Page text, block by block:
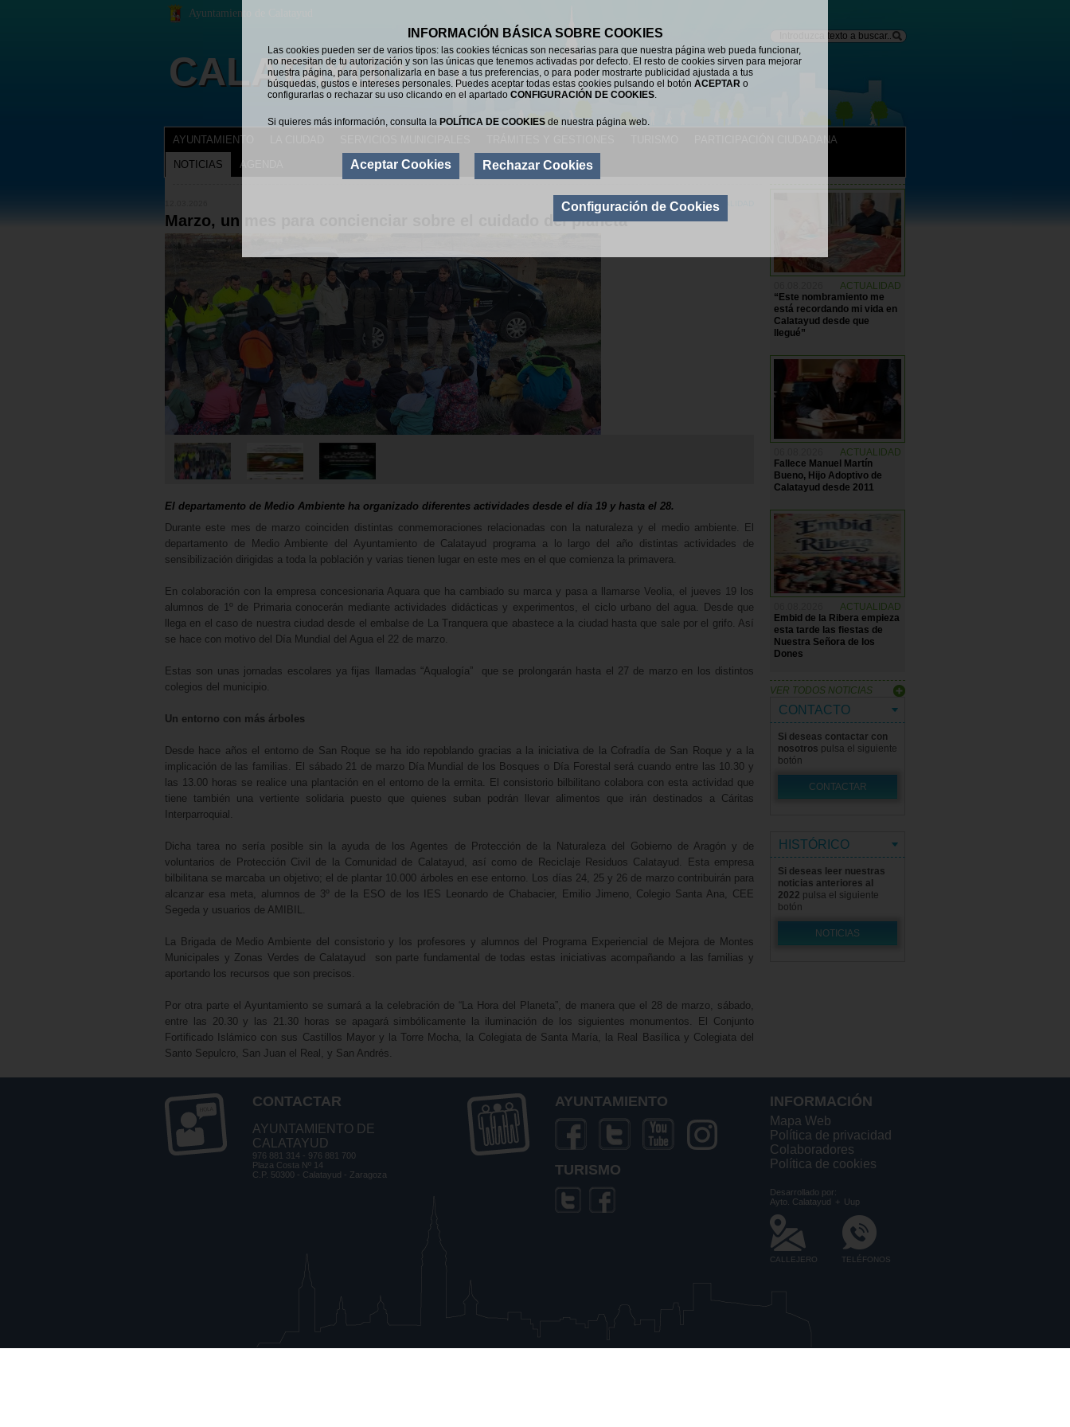
INFORMACIÓN BÁSICA SOBRE COOKIES
Las cookies pueden ser de varios tipos: las cookies técnicas son necesarias para que nuestra página web pueda funcionar,
no necesitan de tu autorización y son las únicas que tenemos activadas por defecto. El resto de cookies sirven para mejorar
nuestra página, para personalizarla en base a tus preferencias, o para poder mostrarte publicidad ajustada a tus
búsquedas, gustos e intereses personales. Puedes aceptar todas estas cookies pulsando el botón ACEPTAR o
configurarlas o rechazar su uso clicando en el apartado CONFIGURACIÓN DE COOKIES.
Si quieres más información, consulta la POLÍTICA DE COOKIES de nuestra página web.
Aceptar Cookies Rechazar Cookies
Configuración de CookiesACTUALIDAD
Marzo, un mes para concienciar sobre el cuidado del planeta
El departamento de Medio Ambiente ha organizado diferentes actividades desde el día 19 y hasta el 28.
Durante este mes de marzo coinciden distintas conmemoraciones relacionadas con la naturaleza y el medio ambiente. El
departamento de Medio Ambiente del Ayuntamiento de Calatayud programa a lo largo del año distintas actividades de
sensibilización dirigidas a toda la población y varias tienen lugar en este mes en el que comienza la primavera.
En colaboración con la empresa concesionaria Aquara que ha cambiado su marca y pasa a llamarse Veolia, el jueves 19 los
alumnos de 1º de Primaria conocerán mediante actividades didácticas y experimentos, el ciclo urbano del agua. Desde que
llega en el caso de nuestra ciudad desde el embalse de La Tranquera que abastece a la ciudad hasta que sale por el grifo. Así
se hace con motivo del Día Mundial del Agua el 22 de marzo.
Estas son unas jornadas escolares ya fijas llamadas “Aqualogía” que se prolongarán hasta el 27 de marzo en los distintos
colegios del municipio.
Un entorno con más árboles
Desde hace años el entorno de San Roque se ha ido repoblando gracias a la iniciativa de la Cofradía de San Roque y a la
implicación de las familias. El sábado 21 de marzo Día Mundial de los Bosques o Día Forestal será cuando entre las 10.30 y
las 13.00 horas se realice una plantación en el entorno de la ermita. El consistorio bilbilitano colabora con esta actividad que
tiene también una vertiente solidaria puesto que quienes suban podrán llevar alimentos que irán destinados a Cáritas
Interparroquial.
Dicha tarea no sería posible sin la ayuda de los Agentes de Protección de la Naturaleza del Gobierno de Aragón y de
voluntarios de Protección Civil de la Comunidad de Calatayud, así como de Reciclaje Residuos Calatayud. Esta empresa
bilbilitana se marcaba un objetivo; el de plantar 10.000 árboles en ese entorno. Los días 24, 25 y 26 de marzo contribuirán para
alcanzar esa meta, alumnos de 3º de la ESO de los IES Leonardo de Chabacier, Emilio Jimeno, Colegio Santa Ana, CEE
Segeda y usuarios de AMIBIL.
La Brigada de Medio Ambiente del consistorio y los profesores y alumnos del Programa Experiencial de Mejora de Montes
Municipales y Zonas Verdes de Calatayud son parte fundamental de todas estas iniciativas acompañando a las familias y
aportando los recursos que son precisos.
Por otra parte el Ayuntamiento se sumará a la celebración de “La Hora del Planeta”, de manera que el 28 de marzo, sábado,
entre las 20.30 y las 21.30 horas se apagará simbólicamente la iluminación de los siguientes monumentos. El Conjunto
Fortificado Islámico con sus Castillos Mayor y la Torre Mocha, la Colegiata de Santa María, la Real Basílica y Colegiata del
Santo Sepulcro, San Juan el Real, y San Andrés.
ACTUALIDAD
“Este nombramiento me
está recordando mi vida en
Calatayud desde que
llegué”
ACTUALIDAD
Fallece Manuel Martín
Bueno, Hijo Adoptivo de
Calatayud desde 2011
ACTUALIDAD
Embid de la Ribera empieza
esta tarde las fiestas de
Nuestra Señora de los
Dones
VER TODOS NOTICIAS
CONTACTO
Si deseas contactar con
nosotros pulsa el siguiente
botón
CONTACTAR
HISTÓRICO
Si deseas leer nuestras
noticias anteriores al
2022 pulsa el siguiente
botón
NOTICIAS
AYUNTAMIENTO PARTICIPACIÓN CIUDADANA
NOTICIAS AGENDA
Ayuntamiento de Calatayud
CALATAYUD
CONTACTAR
AYUNTAMIENTO DE
CALATAYUD
976 881 314 - 976 881 700
Plaza Costa Nº 14
C.P. 50300 - Calatayud - Zaragoza
AYUNTAMIENTO
TURISMO
INFORMACIÓN
Mapa Web
Política de privacidad
Colaboradores
Política de cookies
Desarrollado por:
Ayto. Calatayud + Uup
CALLEJERO TELÉFONOS